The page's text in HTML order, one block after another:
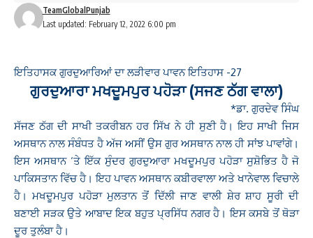
Last updated: February 12, 2022 6:00 pm
TeamGlobalPunjab
ਇਤਿਹਾਸਕ ਗੁਰਦੁਆਰਿਆਂ ਦਾ ਲੜੀਵਾਰ ਪਾਵਨ ਇਤਿਹਾਸ -27
ਗੁਰਦੁਆਰਾ ਮਖਦੂਮਪੁਰ ਪਹੋੜਾ (ਸਜਣ ਠੱਗ ਵਾਲਾ)
*ਡਾ. ਗੁਰਦੇਵ ਸਿੰਘ
ਸੱਜਣ ਠੱਗ ਦੀ ਸਾਖੀ ਤਕਰੀਬਨ ਹਰ ਸਿੱਖ ਨੇ ਹੀ ਸੁਣੀ ਹੈ। ਇਹ ਸਾਖੀ ਜਿਸ
ਅਸਥਾਨ ਨਾਲ ਸੰਬੰਧਤ ਹੈ ਅੱਜ ਅਸੀਂ ਉਸ ਗੁਰ ਅਸਥਾਨ ਨਾਲ ਹੀ ਸਾਂਝ ਪਾਵਾਂਗੇ।
ਇਸ ਅਸਥਾਨ ‘ਤੇ ਇੱਕ ਸੁੰਦਰ ਗੁਰਦੁਆਰਾ ਮਖਦੂਮਪੁਰ ਪਹੋੜਾ ਸੁਸ਼ੋਭਿਤ ਹੈ ਜੋ
ਪਾਕਿਸਤਾਨ ਵਿੱਚ ਹੈ।ਇਹ ਪਾਵਨ ਅਸਥਾਨ ਕਬੀਰਵਾਲਾ ਅਤੇ ਖਾਨੇਵਾਲ ਵਿਚਾਲੇ
ਹੈ। ਮਖਦੂਮਪੁਰ ਪਹੋੜਾ ਮੁਲਤਾਨ ਤੋਂ ਦਿੱਲੀ ਜਾਣ ਵਾਲੀ ਸ਼ੇਰ ਸ਼ਾਹ ਸੂਰੀ ਦੀ
ਬਣਾਈ ਸੜਕ ਉਤੇ ਆਬਾਦ ਇਕ ਬਹੁਤ ਪ੍ਰਸਿੱਧ ਨਗਰ ਹੈ। ਇਸ ਕਸਬੇ ਤੋਂ ਥੋੜਾ
ਦੂਰ ਤੁਲੰਬਾ ਹੈ।